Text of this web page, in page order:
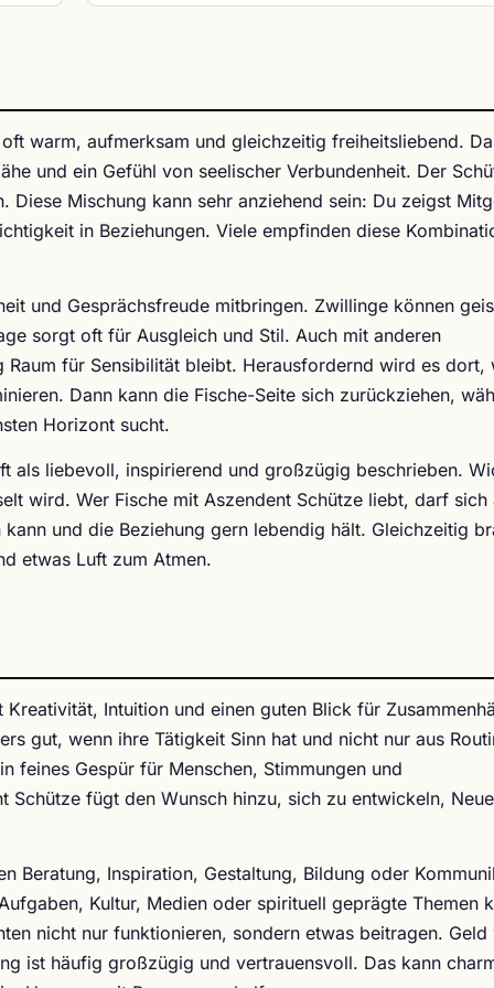
warm, aufmerksam und gleichzeitig freiheitsliebend.
und ein Gefühl von seelischer Verbundenheit. Der
Mischung kann sehr anziehend sein: Du zeigst
in Beziehungen. Viele empfinden diese
und Gesprächsfreude mitbringen. Zwillinge können
sorgt oft für Ausgleich und Stil. Auch mit anderen
Raum für Sensibilität bleibt. Herausfordernd wird es dort,
Dann kann die Fische-Seite sich zurückziehen,
Horizont sucht.
als liebevoll, inspirierend und großzügig beschrieben.
wird. Wer Fische mit Aszendent Schütze liebt, darf sich
und die Beziehung gern lebendig hält. Gleichzeitig
etwas Luft zum Atmen.
Intuition und einen guten Blick für
gut, wenn ihre Tätigkeit Sinn hat und nicht nur aus
feines Gespür für Menschen, Stimmungen und
Schütze fügt den Wunsch hinzu, sich zu entwickeln,
Beratung, Inspiration, Gestaltung, Bildung oder
Kultur, Medien oder spirituell geprägte Themen
nicht nur funktionieren, sondern etwas beitragen.
ist häufig großzügig und vertrauensvoll. Das kann